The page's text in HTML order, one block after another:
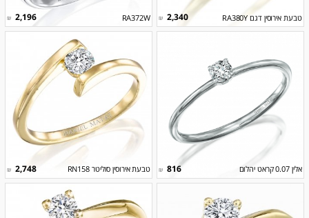
טבעת אירוסין דגם RA380Y 2,340
₪
RA372W
2,196
₪
אלין 0.07 קראט יהלום 816
₪ טבעת אירוסין סוליטר RN158 2,748
₪